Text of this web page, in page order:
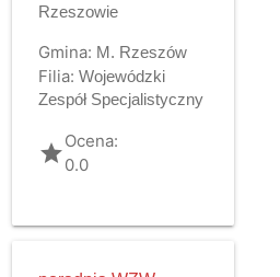
Rzeszowie
Gmina: M. Rzeszów
Filia: Wojewódzki
Zespół Specjalistyczny
gradeOcena:
0.0